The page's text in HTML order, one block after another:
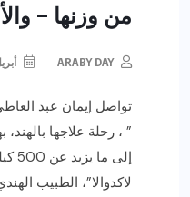
من وزنها –
ARABY DAY أبريل 13,
تواصل إيمان عبد
” ، رحلة علاجها
لاكدوالا”، الطبيب